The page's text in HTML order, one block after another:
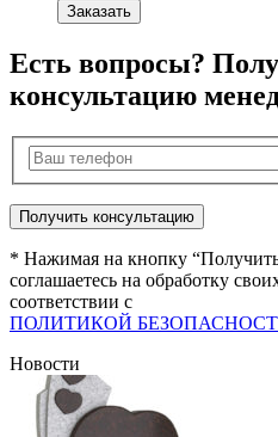
Заказать
Есть вопросы?
консультацию
* Нажимая на кнопку
соглашаетесь на обработку
соответствии с
ПОЛИТИКОЙ
Новости